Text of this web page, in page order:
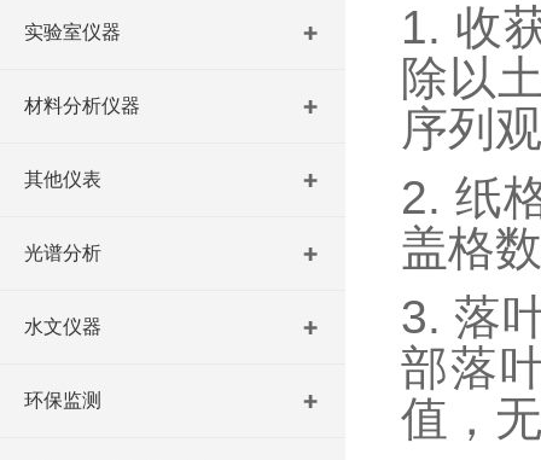
1. 收
除以
序列
2. 纸
盖格
3. 落
部落
值，
实验室仪器
材料分析仪器
其他仪表
光谱分析
水文仪器
环保监测